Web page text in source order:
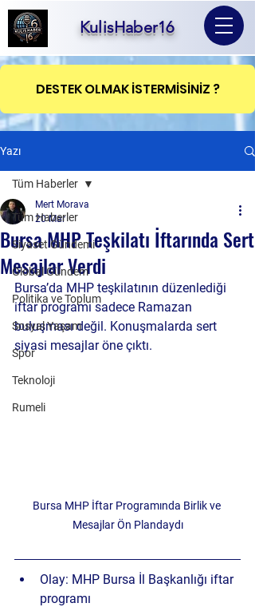
KulisHaber16
DESTEK OLMAK İSTERMİSİNİZ ?
Yazı
Tüm Haberler
Siyaset Gündemi
Global Gündem
Politika ve Toplum
Sosyal Yaşam
Spor
Teknoloji
Rumeli
Tüm Haberler
Bursa MHP Teşkilatı İftarında Sert
Mesajlar Verdi
Mert Morava
20 Mar
Bursa’da MHP teşkilatının düzenlediği
iftar programı sadece Ramazan
buluşması değil. Konuşmalarda sert
siyasi mesajlar öne çıktı.
Bursa MHP İftar Programında Birlik ve
Mesajlar Ön Plandaydı
Olay: MHP Bursa İl Başkanlığı iftar
programı